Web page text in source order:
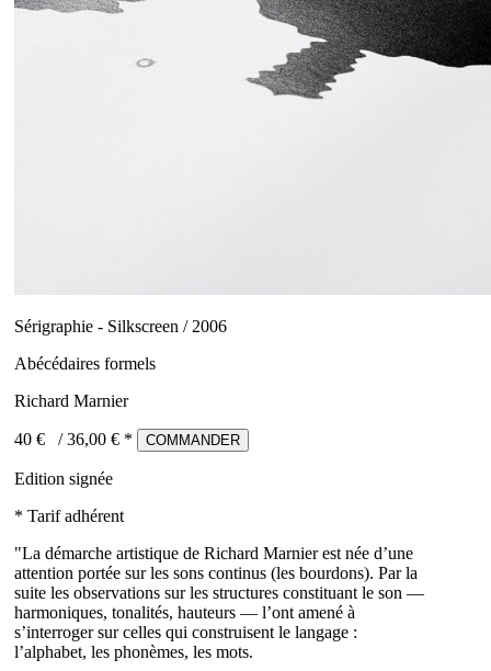
Sérigraphie - Silkscreen / 2006
Abécédaires formels
Richard Marnier
40 € /36,00 € * COMMANDER
Edition signée
* Tarif adhérent
"La démarche artistique de Richard Marnier est née d’une
attention portée sur les sons continus (les bourdons). Par la
suite les observations sur les structures constituant le son —
harmoniques, tonalités, hauteurs — l’ont amené à
s’interroger sur celles qui construisent le langage :
l’alphabet, les phonèmes, les mots.